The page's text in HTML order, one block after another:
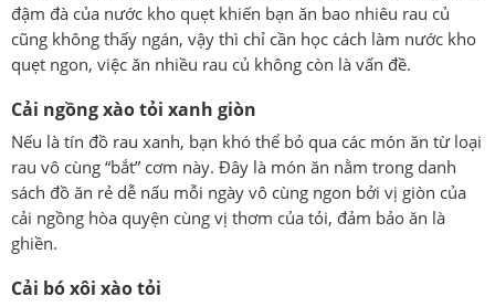
đậm đà của nước kho quẹt khiến bạn ăn bao nhiêu rau củ
cũng không thấy ngán, vậy thì chỉ cần học cách làm nước kho
quẹt ngon, việc ăn nhiều rau củ không còn là vấn đề.
Cải ngồng xào tỏi xanh giòn
Nếu là tín đồ rau xanh, bạn khó thể bỏ qua các món ăn từ loại
rau vô cùng “bắt” cơm này. Đây là món ăn nằm trong danh
sách đồ ăn rẻ dễ nấu mỗi ngày vô cùng ngon bởi vị giòn của
cải ngồng hòa quyện cùng vị thơm của tỏi, đảm bảo ăn là
ghiền.
Cải bó xôi xào tỏi